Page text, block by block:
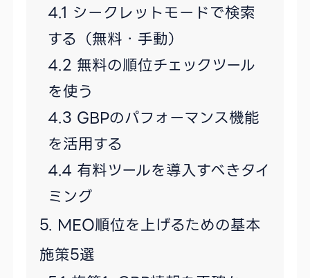
シークレットモードで検索
する（無料・手動）
無料の順位チェックツール
を使う
GBPのパフォーマンス機能
を活用する
有料ツールを導入すべきタイ
ミング
MEO順位を上げるための基本
施策5選